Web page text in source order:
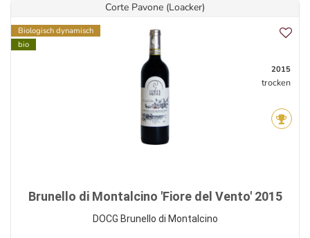
Corte Pavone (Loacker)
Biologisch dynamisch
bio
2015
trocken
Brunello di Montalcino 'Fiore del Vento' 2015
DOCG Brunello di Montalcino